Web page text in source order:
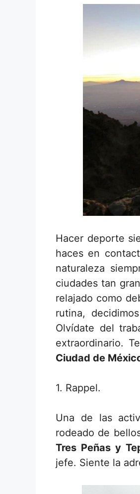
Hacer deporte
haces en
naturaleza
ciudades tan
relajado como
rutina,
Olvídate del
extraordinario.
Ciudad de
1. Rappel.
Una de las
rodeado de
Tres Peñas y
jefe. Siente la